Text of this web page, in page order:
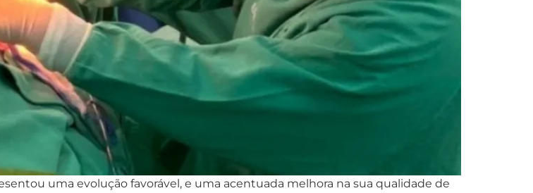
uma evolução favorável, e uma acentuada melhora na sua qualidade de